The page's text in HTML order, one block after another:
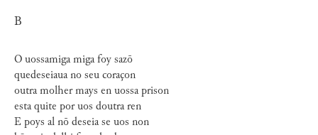
B
O uossamiga miga foy sazō
quedeseiaua no seu coraçon
outra molher mays en uossa prison
esta quite por uos doutra ren
E poys al nō deseia se uos non